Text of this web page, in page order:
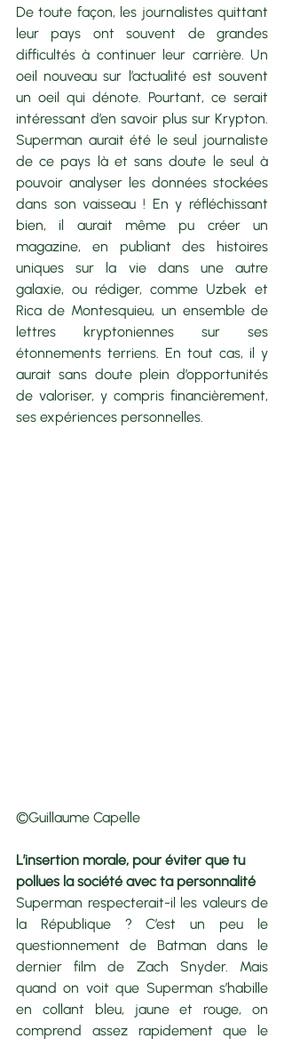
De toute façon, les journalistes quittant
leur pays ont souvent de grandes
difficultés à continuer leur carrière. Un
oeil nouveau sur l’actualité est souvent
un oeil qui dénote. Pourtant, ce serait
intéressant d’en savoir plus sur Krypton.
Superman aurait été le seul journaliste
de ce pays là et sans doute le seul à
pouvoir analyser les données stockées
dans son vaisseau ! En y réfléchissant
bien, il aurait même pu créer un
magazine, en publiant des histoires
uniques sur la vie dans une autre
galaxie, ou rédiger, comme Uzbek et
Rica de Montesquieu, un ensemble de
lettres kryptoniennes sur ses
étonnements terriens. En tout cas, il y
aurait sans doute plein d’opportunités
de valoriser, y compris financièrement,
ses expériences personnelles.
©Guillaume Capelle
L’insertion morale, pour éviter que tu
pollues la société avec ta personnalité
Superman respecterait-il les valeurs de
la République ? C’est un peu le
questionnement de Batman dans le
dernier film de Zach Snyder. Mais
quand on voit que Superman s’habille
en collant bleu, jaune et rouge, on
comprend assez rapidement que le